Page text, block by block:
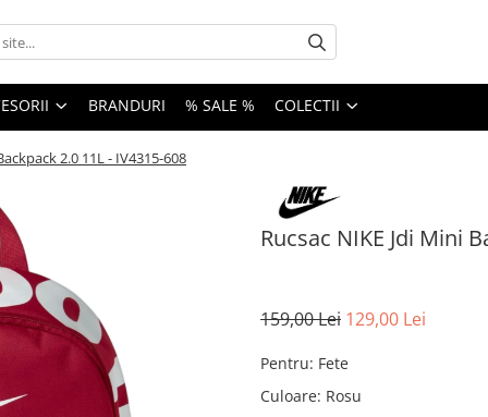
BRANDURI % SALE % COLECTII
2.0 11L - IV4315-608
Rucsac NIKE Jdi Mini
159,00 Lei 129,00 Lei
Pentru: Fete
Culoare: Rosu